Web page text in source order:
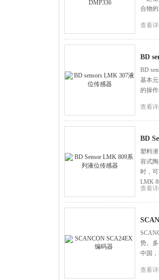
合物
查看
BD
BD
基本
的操
查看
BD
塑料
容式
时，
LMK
查看
势。
中国
查看